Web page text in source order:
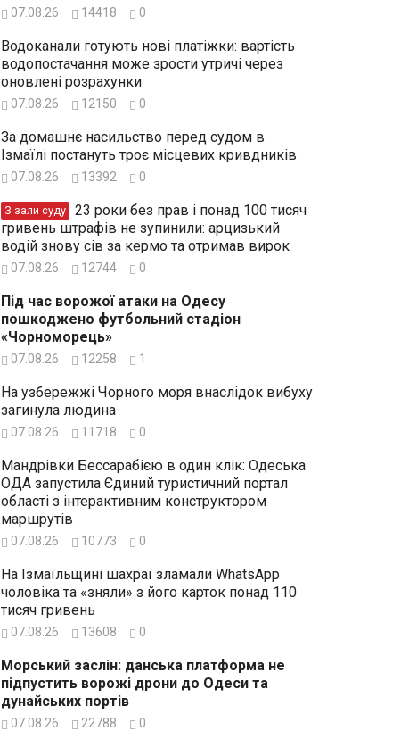
07.08.26 14418 0
Водоканали готують нові платіжки: вартість
водопостачання може зрости утричі через
оновлені розрахунки
07.08.26 12150 0
За домашнє насильство перед судом в
Ізмаїлі постануть троє місцевих кривдників
07.08.26 13392 0
З зали суду
гривень штрафів не зупинили: арцизький
водій знову сів за кермо та отримав вирок
07.08.26 12744 0
Під час ворожої атаки на Одесу
пошкоджено футбольний стадіон
«Чорноморець»
07.08.26 12258 1
На узбережжі Чорного моря внаслідок вибуху
загинула людина
07.08.26 11718 0
Мандрівки Бессарабією в один клік: Одеська
ОДА запустила Єдиний туристичний портал
області з інтерактивним конструктором
маршрутів
07.08.26 10773 0
На Ізмаїльщині шахраї зламали WhatsApp
чоловіка та «зняли» з його карток понад 110
тисяч гривень
07.08.26 13608 0
Морський заслін: данська платформа не
підпустить ворожі дрони до Одеси та
дунайських портів
07.08.26 22788 0